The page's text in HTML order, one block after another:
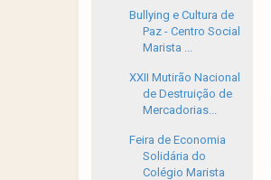
Bullying e Cultura de
Paz - Centro Social
Marista ...
XXII Mutirão Nacional
de Destruição de
Mercadorias...
Feira de Economia
Solidária do
Colégio Marista